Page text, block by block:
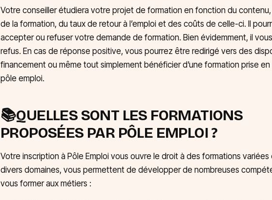
Votre conseiller étudiera votre projet de formation en fonction du
de la formation, du taux de retour à l’emploi et des coûts de celle-ci. Il
accepter ou refuser votre demande de formation. Bien évidemment, il
refus. En cas de réponse positive, vous pourrez être redirigé vers des
financement ou même tout simplement bénéficier d’une formation prise
pôle emploi.
📚QUELLES SONT LES FORMATIONS
PROPOSÉES PAR PÔLE EMPLOI ?
Votre inscription à Pôle Emploi vous ouvre le droit à des formations
divers domaines, vous permettent de développer de nombreuses
vous former aux métiers :